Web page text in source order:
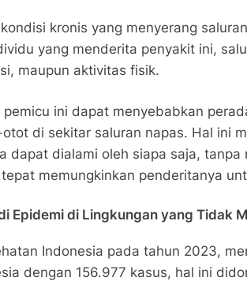
kronis yang menyerang
yang menderita penyakit ini,
maupun aktivitas fisik.
ini dapat menyebabkan
di sekitar saluran napas. Hal ini
dapat dialami oleh siapa saja,
memungkinkan penderitanya
Epidemi di Lingkungan yang Tidak
Indonesia pada tahun 2023,
dengan 156.977 kasus, hal ini